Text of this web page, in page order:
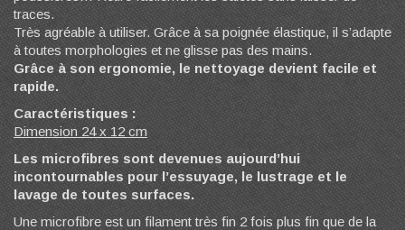
traces.
Très agréable à utiliser. Grâce à sa poignée élastique, il s’adapte
à toutes morphologies et ne glisse pas des mains.
Grâce à son ergonomie, le nettoyage devient facile et
rapide.
Caractéristiques :
Dimension 24 x 12 cm
Les microfibres sont devenues aujourd’hui
incontournables pour l’essuyage, le lustrage et le
lavage de toutes surfaces.
Une microfibre est un filament très fin 2 fois plus fin que de la